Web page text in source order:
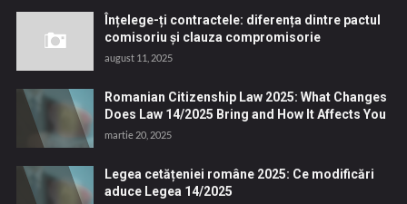
Înțelege-ți contractele: diferența dintre pactul
comisoriu și clauza compromisorie
august 11, 2025
Romanian Citizenship Law 2025: What Changes
Does Law 14/2025 Bring and How It Affects You
martie 20, 2025
Legea cetățeniei române 2025: Ce modificări
aduce Legea 14/2025